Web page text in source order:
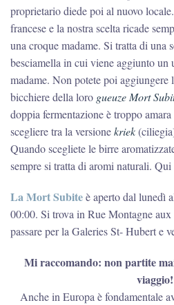
proprietario diede poi al nuovo
francese e la nostra scelta ricade
una croque madame. Si tratta di una
besciamella in cui viene aggiunto un
madame. Non potete poi aggiungere
bicchiere della loro gueuze Mort
doppia fermentazione è troppo
scegliere tra la versionekriek
Quando scegliete le birre
sempre si tratta di aromi naturali. Qui
La Mort Subiteè aperto dal lunedì
00:00. Si trova in Rue Montagne aux
passare per la Galeries St- Hubert e
Mi raccomando: non partite
viaggio!
Anche in Europa è fondamentale